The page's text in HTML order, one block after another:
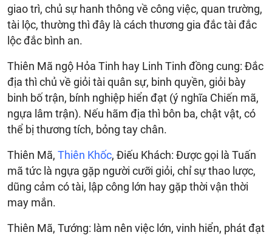
giao trì, chủ sự hanh thông về công việc, quan trường,
tài lộc, thường thì đây là cách thương gia đắc tài đắc
lộc đắc bình an.
Thiên Mã ngộ Hỏa Tinh hay Linh Tinh đồng cung: Đắc
địa thì chủ về giỏi tài quân sự, binh quyền, giỏi bày
binh bố trận, bính nghiệp hiển đạt (ý nghĩa Chiến mã,
ngựa lâm trận). Nếu hãm địa thì bôn ba, chật vật, có
thể bị thương tích, bỏng tay chân.
Thiên Mã, Thiên Khốc, Điếu Khách: Được gọi là Tuấn
mã tức là ngựa gặp người cưỡi giỏi, chỉ sự thao lược,
dũng cảm có tài, lập công lớn hay gặp thời vận thời
may mắn.
Thiên Mã, Tướng: làm nên việc lớn, vinh hiển, phát đạt